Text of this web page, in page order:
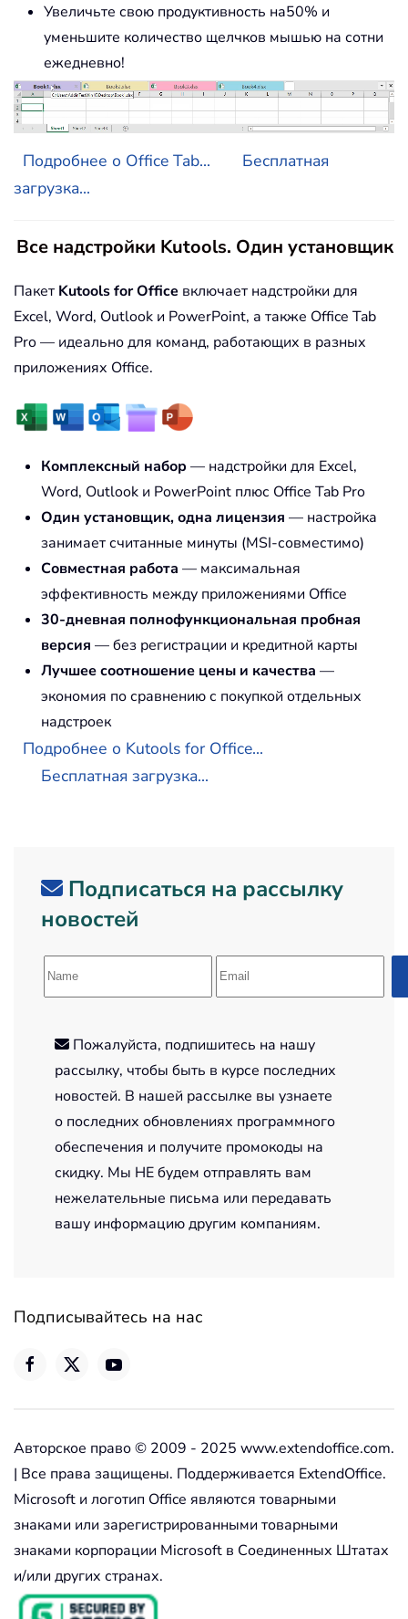
Увеличьте свою продуктивность на50% и
уменьшите количество щелчков мышью на сотни
ежедневно!
Подробнее о Office Tab...
Бесплатная
загрузка...
Все надстройки Kutools. Один установщик
Пакет Kutools for Office включает надстройки для
Excel, Word, Outlook и PowerPoint, а также Office Tab
Pro — идеально для команд, работающих в разных
приложениях Office.
Комплексный набор — надстройки для Excel,
Word, Outlook и PowerPoint плюс Office Tab Pro
Один установщик, одна лицензия — настройка
занимает считанные минуты (MSI-совместимо)
Совместная работа — максимальная
эффективность между приложениями Office
30-дневная полнофункциональная пробная
версия — без регистрации и кредитной карты
Лучшее соотношение цены и качества —
экономия по сравнению с покупкой отдельных
надстроек
Подробнее о Kutools for Office...
Бесплатная загрузка...
Подписаться на рассылку
новостей
Пожалуйста, подпишитесь на нашу
рассылку, чтобы быть в курсе последних
новостей. В нашей рассылке вы узнаете
о последних обновлениях программного
обеспечения и получите промокоды на
скидку. Мы НЕ будем отправлять вам
нежелательные письма или передавать
вашу информацию другим компаниям.
Подписывайтесь на нас
Авторское право © 2009 - 2025 www.extendoffice.com.
| Все права защищены. Поддерживается ExtendOffice.
Microsoft и логотип Office являются товарными
знаками или зарегистрированными товарными
знаками корпорации Microsoft в Соединенных Штатах
и/или других странах.